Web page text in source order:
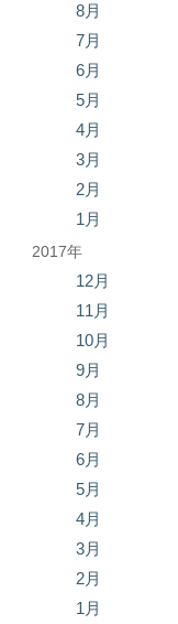
8月
7月
6月
5月
4月
3月
2月
1月
2017年
12月
11月
10月
9月
8月
7月
6月
5月
4月
3月
2月
1月